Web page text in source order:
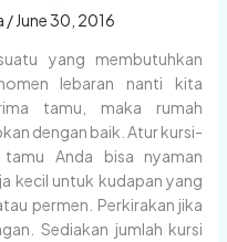
/June 30, 2016
yang membutuhkan
lebaran nanti kita
tamu, maka rumah
dengan baik. Atur kursi-
Anda bisa nyaman
kecil untuk kudapan yang
permen. Perkirakan jika
Sediakan jumlah kursi